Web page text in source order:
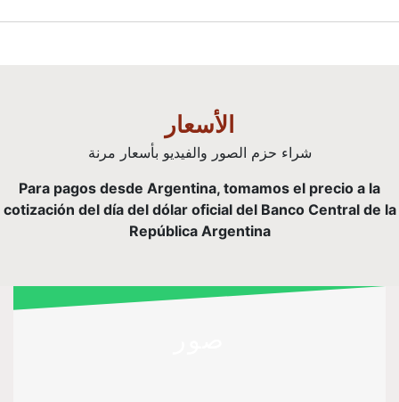
الأسعار
شراء حزم الصور والفيديو بأسعار مرنة
Para pagos desde Argentina, tomamos el precio a la
cotización del día del dólar oficial del Banco Central de la
República Argentina